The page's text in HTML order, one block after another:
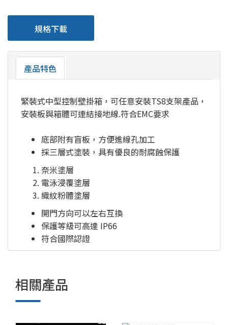
規格下載
產品特色
緊裝式中型控制壁掛箱，可任意安裝TS8支架產品，
安裝板與箱體可連結接地線.符合EMC要求
底部附有盲板，方便進線孔加工
採三層式塗裝，具有優良的耐腐蝕保護
奈米塗層
電泳浸覆塗層
織紋粉體塗層
開門方向可以左右互換
保護等級可高達 IP66
符合國際認證
相關產品